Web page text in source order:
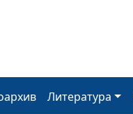
Литература